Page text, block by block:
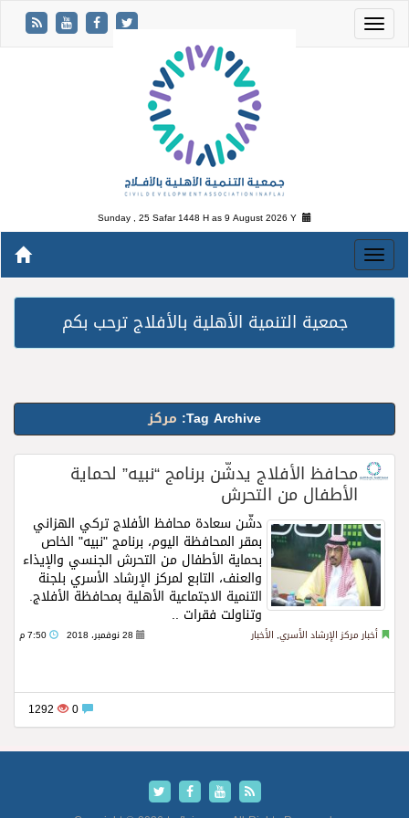
Sunday , 25 Safar 1448 H as9 August 2026 Y
جمعية التنمية الأهلية بالأفلاج ترحب بكم
Tag Archive: مركز
محافظ الأفلاج يدشّن برنامج “نبيه” لحماية
الأطفال من التحرش
دشّن سعادة محافظ الأفلاج تركي الهزاني
بمقر المحافظة اليوم، برنامج "نبيه" الخاص
بحماية الأطفال من التحرش الجنسي والإيذاء
والعنف، التابع لمركز الإرشاد الأسري بلجنة
التنمية الاجتماعية الأهلية بمحافظة الأفلاج.
وتناولت فقرات ..
أخبار مركز الإرشاد الأسري, الأخبار 28 نوفمبر، 2018
1292